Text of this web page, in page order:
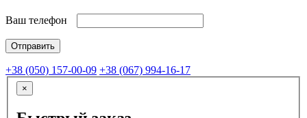
Ваш телефон
+38 (050) 157-00-09 +38 (067) 994-16-17
×